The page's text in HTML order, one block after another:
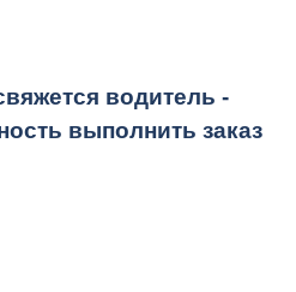
водитель -
выполнить заказ